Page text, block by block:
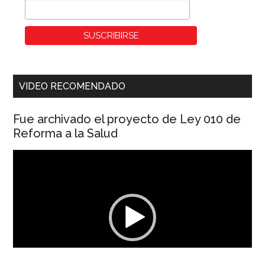
VIDEO RECOMENDADO
Fue archivado el proyecto de Ley 010 de
Reforma a la Salud